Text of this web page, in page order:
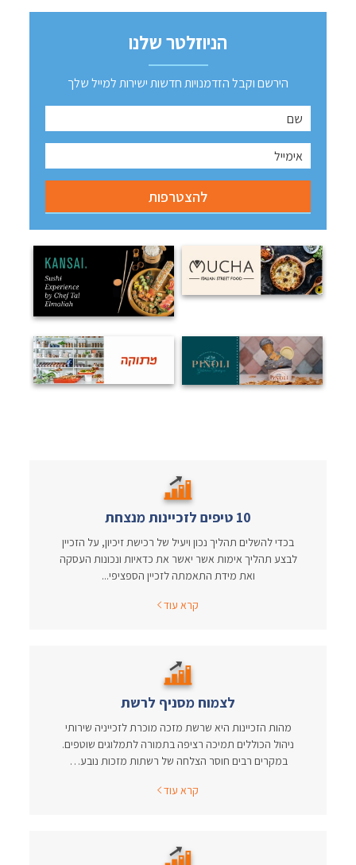
הניוזלטר שלנו
הירשם וקבל הזדמנויות חדשות ישירות למייל שלך
10 טיפים לזכיינות מנצחת
בכדי להשלים תהליך נכון ויעיל של רכישת זיכיון, על הזכיין
לבצע תהליך אימות אשר יאשר את כדאיות ונכונות העסקה
ואת מידת התאמתה לזכיין הספציפי...
קרא עוד
לצמוח מסניף לרשת
מהות הזכיינות היא שרשת מזכה מוכרת לזכייניה שירותי
ניהול הכוללים תמיכה רציפה בתמורה לתמלוגים שוטפים.
במקרים רבים חוסר הצלחה של רשתות מזכות נובע…
קרא עוד